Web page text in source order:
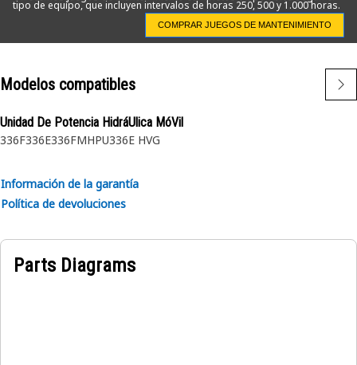
distribuidor Cat local para obtener más información.
tipo de equipo, que incluyen intervalos de horas 250, 500 y 1.000 horas.
COMPRAR JUEGOS DE MANTENIMIENTO
Modelos compatibles
Unidad De Potencia HidráUlica MóVil
336F336E336FMHPU336E HVG
Información de la garantía
Política de devoluciones
Parts Diagrams